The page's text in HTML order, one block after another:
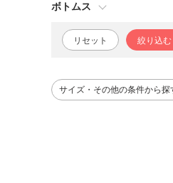
ボトムス
リセット 絞り込む
サイズ・その他の条件から探